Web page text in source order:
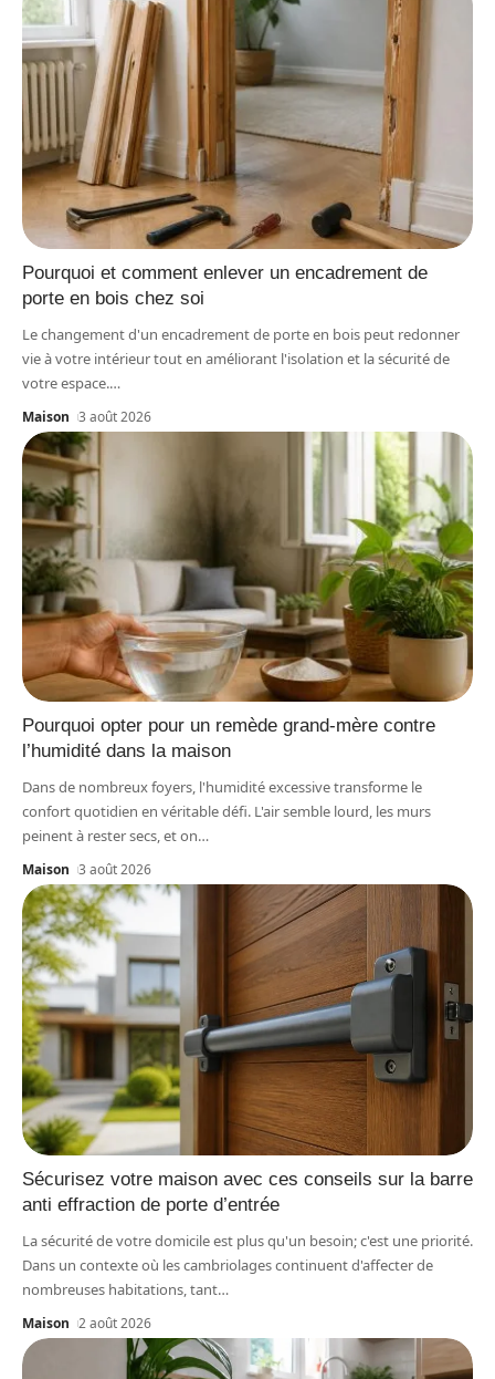
Pourquoi et comment enlever un encadrement de
porte en bois chez soi
Le changement d'un encadrement de porte en bois peut redonner
vie à votre intérieur tout en améliorant l'isolation et la sécurité de
votre espace.…
Maison 3 août 2026
Pourquoi opter pour un remède grand-mère contre
l’humidité dans la maison
Dans de nombreux foyers, l'humidité excessive transforme le
confort quotidien en véritable défi. L'air semble lourd, les murs
peinent à rester secs, et on…
Maison 3 août 2026
Sécurisez votre maison avec ces conseils sur la barre
anti effraction de porte d’entrée
La sécurité de votre domicile est plus qu'un besoin; c'est une priorité.
Dans un contexte où les cambriolages continuent d'affecter de
nombreuses habitations, tant…
Maison 2 août 2026